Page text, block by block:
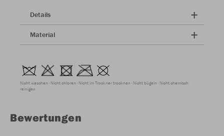
Details
Material
Nicht waschen Nicht chloren Nicht im Trockner trocknen Nicht bügeln Nicht chemisch
reinigen
Bewertungen